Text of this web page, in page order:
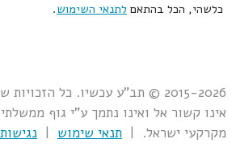
כלשהי, הכל בהתאם לתנאי השימוש.
2015-2026 © תב"ע עכשיו. כל
אינו קשור אל ואינו נתמך ע"י גוף
מקרקעי ישראל. | תנאי שימוש | נגישות